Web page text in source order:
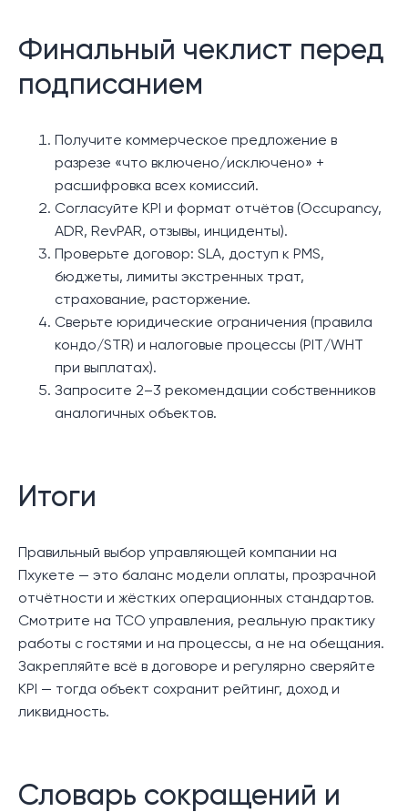
Финальный чеклист перед
подписанием
Получите коммерческое предложение в
разрезе «что включено/исключено» +
расшифровка всех комиссий.
Согласуйте KPI и формат отчётов (Occupancy,
ADR, RevPAR, отзывы, инциденты).
Проверьте договор: SLA, доступ к PMS,
бюджеты, лимиты экстренных трат,
страхование, расторжение.
Сверьте юридические ограничения (правила
кондо/STR) и налоговые процессы (PIT/WHT
при выплатах).
Запросите 2–3 рекомендации собственников
аналогичных объектов.
Итоги
Правильный выбор управляющей компании на
Пхукете — это баланс модели оплаты, прозрачной
отчётности и жёстких операционных стандартов.
Смотрите на TCO управления, реальную практику
работы с гостями и на процессы, а не на обещания.
Закрепляйте всё в договоре и регулярно сверяйте
KPI — тогда объект сохранит рейтинг, доход и
ликвидность.
Словарь сокращений и